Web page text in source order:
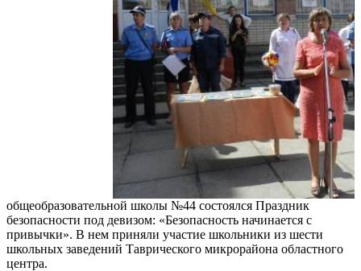
общеобразовательной школы №44 состоялся Праздник
безопасности под девизом: «Безопасность начинается с
привычки». В нем приняли участие школьники из шести
школьных заведений Таврического микрорайона областного
центра.